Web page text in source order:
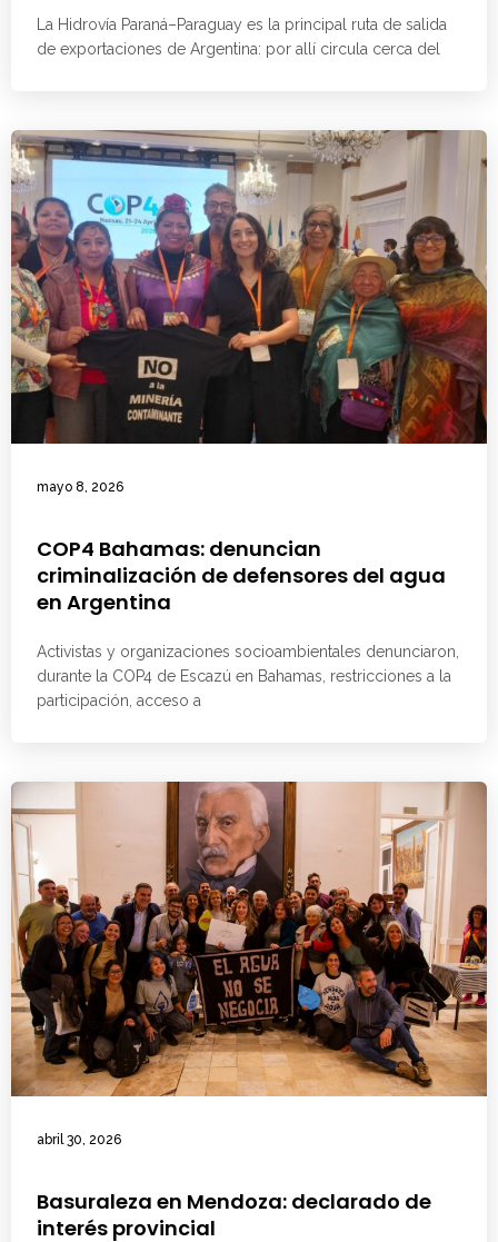
La Hidrovía Paraná–Paraguay es la principal ruta de salida
de exportaciones de Argentina: por allí circula cerca del
mayo 8, 2026
COP4 Bahamas: denuncian
criminalización de defensores del agua
en Argentina
Activistas y organizaciones socioambientales denunciaron,
durante la COP4 de Escazú en Bahamas, restricciones a la
participación, acceso a
abril 30, 2026
Basuraleza en Mendoza: declarado de
interés provincial